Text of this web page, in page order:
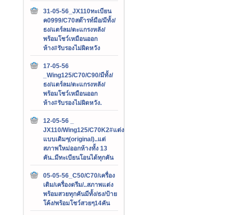
31-05-56_JX110ทะเบียน
ค0999/C70สต๊ารท์มือ/มีทั้ง/
ธง/แตร์ลม/ตะแกรงหลัง/
พร้อมโชว์เหมือนออก
ห้าง#รับรองไม่ผิดหวัง
17-05-56
_Wing125/C70/C90/มีทั้ง/
ธง/แตร์ลม/ตะแกรงหลัง/
พร้อมโชว์เหมือนออก
ห้าง#รับรองไม่ผิดหวัง.
12-05-56 _
JX110/Wing125/C70K2#แต่ง
แบบเดิมๆ(original)..แต่
สภาพใหม่ออกห้างทั้ง 13
คัน..มีทะเบียนโอนได้ทุกคัน
05-05-56_C50/C70/เครื่อง
เดิม/เครื่องดรีม/..สภาพแต่ง
พร้อมสวยทุกคันมีทั้ง/ธง/ป้าย
โค้ง/พร้อมโชว์สวยๆ14คัน